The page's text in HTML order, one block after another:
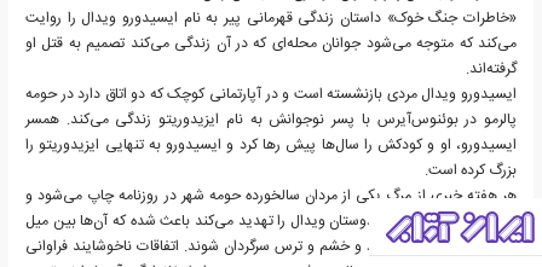
«خاطرات جنگ خوک» داستان زندگی قهرمانی پیر به نام ایسیدورو ویدال را روایت
می‌کند که متوجه می‌شود جوانان محله‌ای که در آن زندگی می‌کند تصمیم به قتل او
گرفته‌اند.
ایسیدورو ویدال مردی بازنشسته است و در آپارتمانی کوچک که دو اتاق دارد در حومه
پالرمو در بوئنوس‌آیرس با پسر نوجوانش به نام ایزیدوریتو زندگی می‌کند. همسر
ایسیدورو، او و کودکش را سال‌ها پیش رها کرد و ایسیدورو به تنهایی ایزیدوریتو را
بزرگ کرده است.
هر هفته خبری از مرگ یکی از مردان سالخورده حومه شهر در روزنامه چاپ می‌شود و
خشونتی که سالمندان و دوستان ویدال را تهدید می‌کند باعث شده که آن‌ها بین میل
به ادامه زندگی عادی خود و خشم و ترس سرگردان شوند. اتفاقات ناخوشایند فراوانی